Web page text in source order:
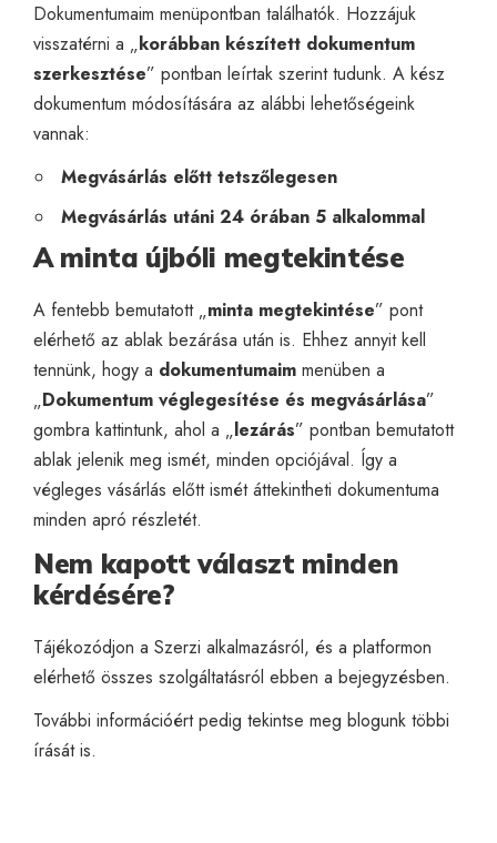
Dokumentumaim menüpontban találhatók. Hozzájuk
visszatérni a „korábban készített dokumentum
szerkesztése” pontban leírtak szerint tudunk. A kész
dokumentum módosítására az alábbi lehetőségeink
vannak:
Megvásárlás előtt tetszőlegesen
Megvásárlás utáni 24 órában 5 alkalommal
A minta újbóli megtekintése
A fentebb bemutatott „minta megtekintése” pont
elérhető az ablak bezárása után is. Ehhez annyit kell
tennünk, hogy a dokumentumaim menüben a
„Dokumentum véglegesítése és megvásárlása”
gombra kattintunk, ahol a „lezárás” pontban bemutatott
ablak jelenik meg ismét, minden opciójával. Így a
végleges vásárlás előtt ismét áttekintheti dokumentuma
minden apró részletét.
Nem kapott választ minden
kérdésére?
Tájékozódjon a Szerzi alkalmazásról, és a platformon
elérhető összes szolgáltatásról ebben a bejegyzésben.
További információért pedig tekintse meg blogunk többi
írásátis.